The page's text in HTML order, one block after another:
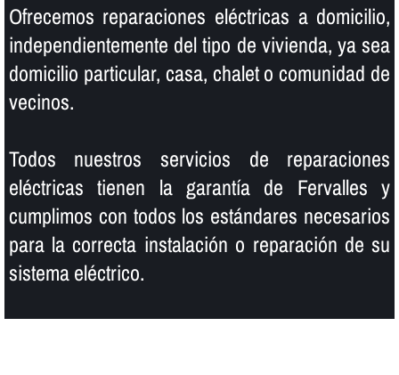
Ofrecemos reparaciones eléctricas a domicilio,
independientemente del tipo de vivienda, ya sea
domicilio particular, casa, chalet o comunidad de
vecinos.
Todos nuestros servicios de reparaciones
eléctricas tienen la garantí­a de Fervalles y
cumplimos con todos los estándares necesarios
para la correcta instalación o reparación de su
sistema eléctrico.